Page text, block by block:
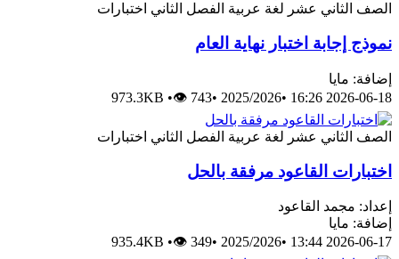
الصف الثاني عشر لغة عربية الفصل الثاني اختبارات
نموذج إجابة اختبار نهاية العام
إضافة: مايا
2026-06-18 16:26
•
2025/2026
•
973.3KB •👁 743
الصف الثاني عشر لغة عربية الفصل الثاني اختبارات
اختبارات القاعود مرفقة بالحل
إعداد: مجمد القاعود
إضافة: مايا
2026-06-17 13:44
•
2025/2026
•
935.4KB •👁 349